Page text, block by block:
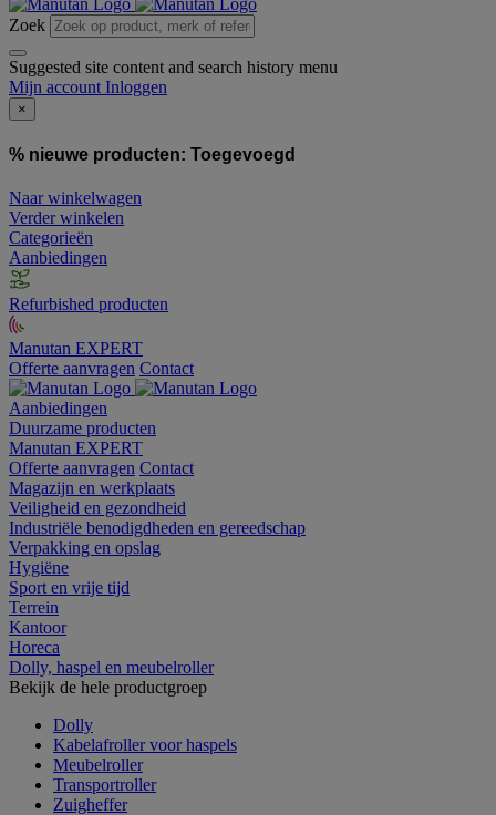
Zoek
Suggested site content and search history menu
Mijn account Inloggen
×
% nieuwe producten: Toegevoegd
Naar winkelwagen
Verder winkelen
Categorieën
Aanbiedingen
Refurbished producten
Manutan EXPERT
Offerte aanvragen Contact
Aanbiedingen
Duurzame producten
Manutan EXPERT
Offerte aanvragen Contact
Magazijn en werkplaats
Veiligheid en gezondheid
Industriële benodigdheden en gereedschap
Verpakking en opslag
Hygiëne
Sport en vrije tijd
Terrein
Kantoor
Horeca
Dolly, haspel en meubelroller
Bekijk de hele productgroep
Dolly
Kabelafroller voor haspels
Meubelroller
Transportroller
Zuigheffer